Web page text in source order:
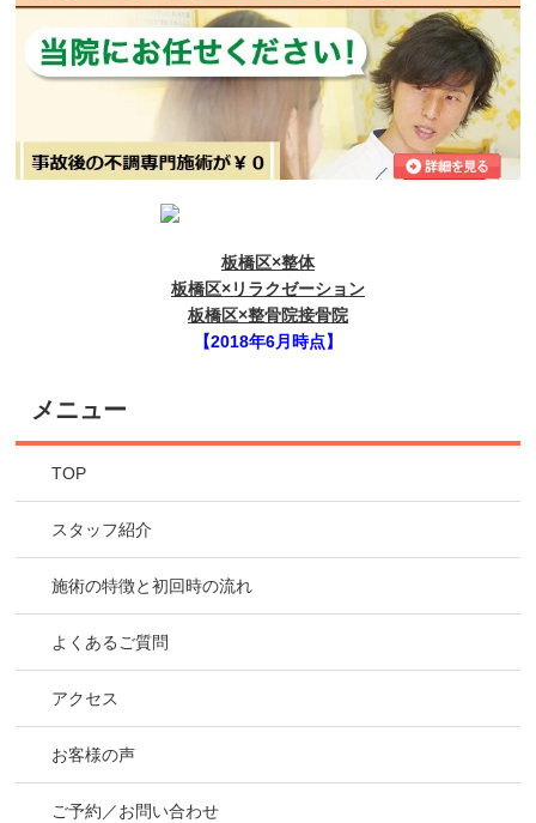
板橋区×整体
板橋区×リラクゼーション
板橋区×整骨院接骨院
【2018年6月時点】
メニュー
TOP
スタッフ紹介
施術の特徴と初回時の流れ
よくあるご質問
アクセス
お客様の声
ご予約／お問い合わせ